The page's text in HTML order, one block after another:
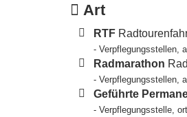
Art
RTF
- Verpflegungsstellen,
Radmarathon
- Verpflegungsstellen,
Geführte
- Verpflegungsstelle,